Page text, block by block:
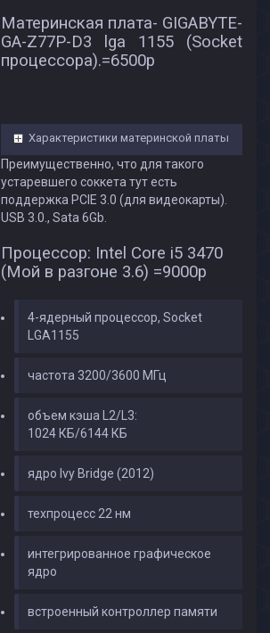
Материнская плата- GIGABYTE-
GA-Z77P-D3 lga 1155 (Socket
процессора).=6500р
Характеристики материнской платы
Преимущественно, что для такого
устаревшего соккета тут есть
поддержка PCIE 3.0 (для видеокарты).
USB 3.0., Sata 6Gb.
Процессор: Intel Core i5 3470
(Мой в разгоне 3.6) =9000p
4-ядерный процессор, Socket
LGA1155
частота 3200/3600 МГц
объем кэша L2/L3:
1024 КБ/6144 КБ
ядро Ivy Bridge (2012)
техпроцесс 22 нм
интегрированное графическое
ядро
встроенный контроллер памяти